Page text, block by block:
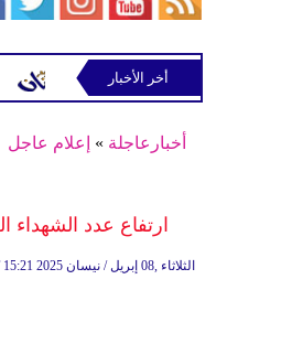
توغل في رب ثلاثين
أخر الأخبار
أخبارعاجلة » إعلام عاجل
ارتفاع عدد الشهداء الصحفيين في غزة إلى 211
15:21 2025 الثلاثاء ,08 إبريل / نيسان